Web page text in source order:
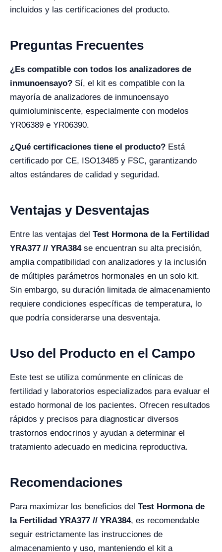
incluidos y las certificaciones del producto.
Preguntas Frecuentes
¿Es compatible con todos los analizadores de
inmunoensayo? Sí, el kit es compatible con la
mayoría de analizadores de inmunoensayo
quimioluminiscente, especialmente con modelos
YR06389 e YR06390.
¿Qué certificaciones tiene el producto? Está
certificado por CE, ISO13485 y FSC, garantizando
altos estándares de calidad y seguridad.
Ventajas y Desventajas
Entre las ventajas del Test Hormona de la Fertilidad
YRA377 // YRA384se encuentran su alta precisión,
amplia compatibilidad con analizadores y la inclusión
de múltiples parámetros hormonales en un solo kit.
Sin embargo, su duración limitada de almacenamiento
requiere condiciones específicas de temperatura, lo
que podría considerarse una desventaja.
Uso del Producto en el Campo
Este test se utiliza comúnmente en clínicas de
fertilidad y laboratorios especializados para evaluar el
estado hormonal de los pacientes. Ofrecen resultados
rápidos y precisos para diagnosticar diversos
trastornos endocrinos y ayudan a determinar el
tratamiento adecuado en medicina reproductiva.
Recomendaciones
Para maximizar los beneficios del Test Hormona de
la Fertilidad YRA377 // YRA384, es recomendable
seguir estrictamente las instrucciones de
almacenamiento y uso, manteniendo el kit a